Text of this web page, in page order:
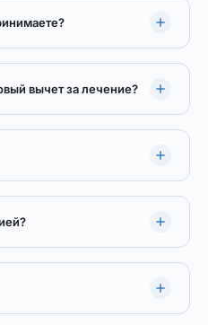
вычет за лечение?